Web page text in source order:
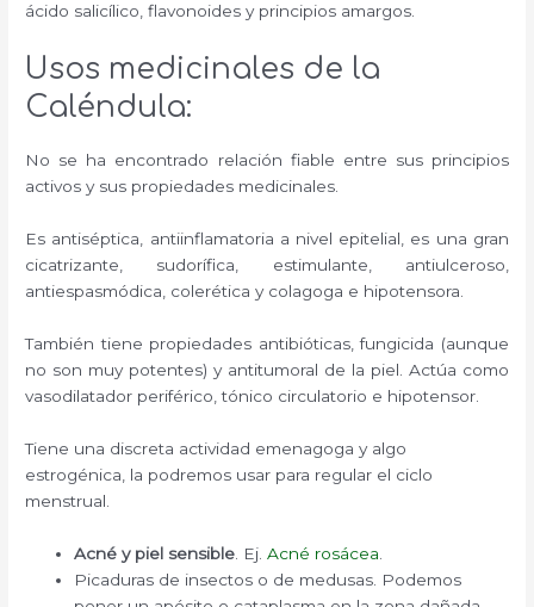
ácido salicílico, flavonoides y principios amargos.
Usos medicinales de la
Caléndula:
No se ha encontrado relación fiable entre sus principios
activos y sus propiedades medicinales.
Es antiséptica, antiinflamatoria a nivel epitelial, es una gran
cicatrizante, sudorífica, estimulante, antiulceroso,
antiespasmódica, colerética y colagoga e hipotensora.
También tiene propiedades antibióticas, fungicida (aunque
no son muy potentes) y antitumoral de la piel. Actúa como
vasodilatador periférico, tónico circulatorio e hipotensor.
Tiene una discreta actividad emenagoga y algo
estrogénica, la podremos usar para regular el ciclo
menstrual.
Acné y piel sensible . Ej. Acné rosácea
Picaduras de insectos o de medusas. Podemos